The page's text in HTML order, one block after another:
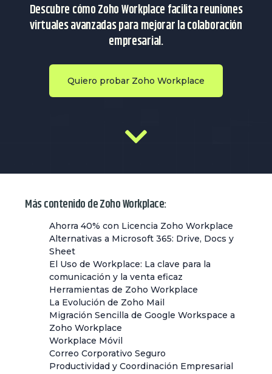
Descubre cómo Zoho Workplace facilita reuniones
virtuales avanzadas para mejorar la colaboración
empresarial.
Quiero probar Zoho Workplace
Más contenido de Zoho Workplace:
Ahorra 40% con Licencia Zoho Workplace
Alternativas a Microsoft 365: Drive, Docs y
Sheet
El Uso de Workplace: La clave para la
comunicación y la venta eficaz
Herramientas de Zoho Workplace
La Evolución de Zoho Mail
Migración Sencilla de Google Workspace a
Zoho Workplace
Workplace Móvil
Correo Corporativo Seguro
Productividad y Coordinación Empresarial